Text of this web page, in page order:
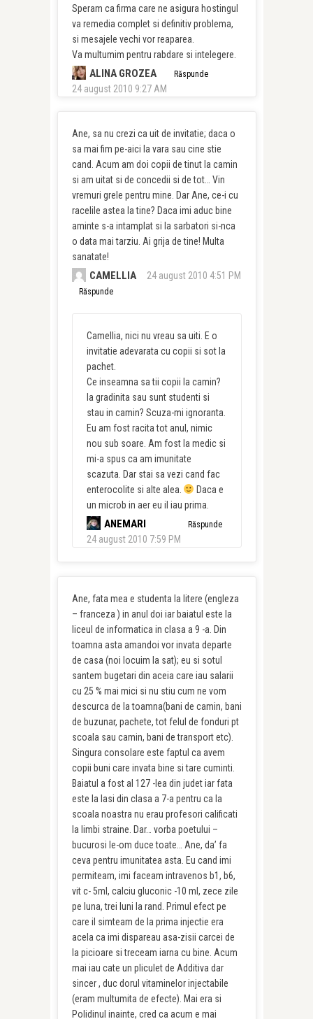
Speram ca firma care ne asigura hostingul
va remedia complet si definitiv problema,
si mesajele vechi vor reaparea.
Va multumim pentru rabdare si intelegere.
ALINA GROZEA
24 august 2010 9:27 AM
Răspunde
Ane, sa nu crezi ca uit de invitatie; daca o
sa mai fim pe-aici la vara sau cine stie
cand. Acum am doi copii de tinut la camin
si am uitat si de concedii si de tot… Vin
vremuri grele pentru mine. Dar Ane, ce-i cu
racelile astea la tine? Daca imi aduc bine
aminte s-a intamplat si la sarbatori si-nca
o data mai tarziu. Ai grija de tine! Multa
sanatate!
CAMELLIA 24 august 2010 4:51 PM
Răspunde
Camellia, nici nu vreau sa uiti. E o
invitatie adevarata cu copii si sot la
pachet.
Ce inseamna sa tii copii la camin?
la gradinita sau sunt studenti si
stau in camin? Scuza-mi ignoranta.
Eu am fost racita tot anul, nimic
nou sub soare. Am fost la medic si
mi-a spus ca am imunitate
scazuta. Dar stai sa vezi cand fac
enterocolite si alte alea.
Daca e
un microb in aer eu il iau prima.
ANEMARI
24 august 2010 7:59 PM
Răspunde
Ane, fata mea e studenta la litere (engleza
– franceza ) in anul doi iar baiatul este la
liceul de informatica in clasa a 9 -a. Din
toamna asta amandoi vor invata departe
de casa (noi locuim la sat); eu si sotul
santem bugetari din aceia care iau salarii
cu 25 % mai mici si nu stiu cum ne vom
descurca de la toamna(bani de camin, bani
de buzunar, pachete, tot felul de fonduri pt
scoala sau camin, bani de transport etc).
Singura consolare este faptul ca avem
copii buni care invata bine si tare cuminti.
Baiatul a fost al 127 -lea din judet iar fata
este la Iasi din clasa a 7-a pentru ca la
scoala noastra nu erau profesori calificati
la limbi straine. Dar… vorba poetului –
bucurosi le-om duce toate… Ane, da’ fa
ceva pentru imunitatea asta. Eu cand imi
permiteam, imi faceam intravenos b1, b6,
vit c- 5ml, calciu gluconic -10 ml, zece zile
pe luna, trei luni la rand. Primul efect pe
care il simteam de la prima injectie era
acela ca imi dispareau asa-zisii carcei de
la picioare si treceam iarna cu bine. Acum
mai iau cate un pliculet de Additiva dar
sincer , duc dorul vitaminelor injectabile
(eram multumita de efecte). Mai era si
Polidinul inainte, cred ca acum e mai